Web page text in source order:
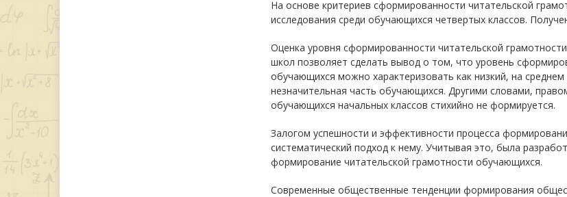
На основе критериев сформированности читательской
исследования среди обучающихся четвертых классов.
Оценка уровня сформированности читательской
школ позволяет сделать вывод о том, что уровень
обучающихся можно характеризовать как низкий, на
незначительная часть обучающихся. Другими словами,
обучающихся начальных классов стихийно не формируется.
Залогом успешности и эффективности процесса
систематический подход к нему. Учитывая это, была
формирование читательской грамотности обучающихся.
Современные общественные тенденции формирования